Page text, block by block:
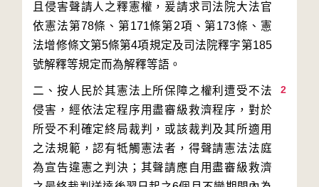
且侵害聲請人之釋憲權，爰請求司法院大法官
依憲法第78條、第171條第2項、第173條、憲
法增修條文第5條第4項規定及司法院釋字第185
2
二、按人民於其憲法上所保障之權利遭受不法
侵害，經依法定程序用盡審級救濟程序，對於
所受不利確定終局裁判，或該裁判及其所適用
之法規範，認有牴觸憲法者，得聲請憲法法庭
為宣告違憲之判決；其聲請應自用盡審級救濟